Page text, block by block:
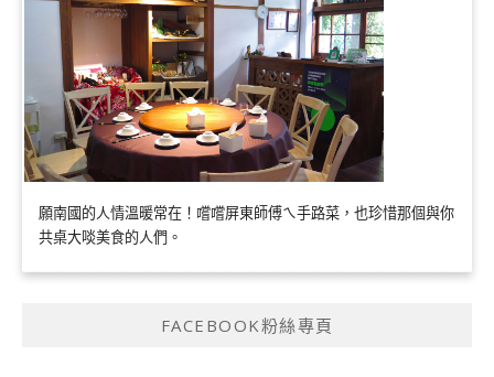
願南國的人情溫暖常在！嚐嚐屏東師傅ㄟ手路菜，也珍惜那個與你
共桌大啖美食的人們。
FACEBOOK粉絲專頁